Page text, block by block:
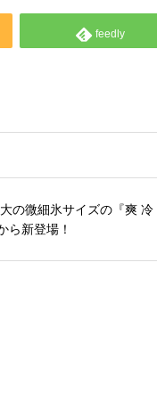
feedly
の微細氷サイズの『爽 冷
ら新登場！